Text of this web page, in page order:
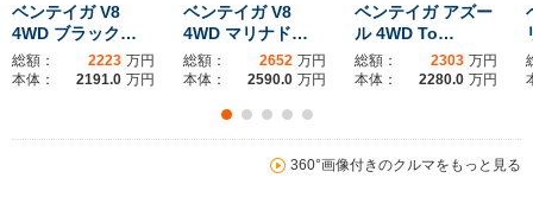
ホイールベース
-m
ホイールベース
-m
ホイー
ベンテイガ V8
4WD ブラック…
総額： 2223 万円
本体：
2191.0 万円
ベンテイガ V8
4WD マリナド…
総額： 2652 万円
本体：
2590.0 万円
ベンテイガ アズー
ル 4WD To…
総額： 2303 万円
本体：
2280.0 万円
360°画像付きのクルマをもっと見る